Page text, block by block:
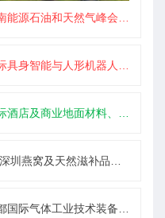
和天然气峰会暨展览会（SEOGS）
智能与人形机器人展3月开幕
墙体材料及精品设计、智慧酒店、照明及智能控制博览会 展位火热销售中！
及天然滋补品展览会【官网】
体工业技术装备博览会6月18日举办